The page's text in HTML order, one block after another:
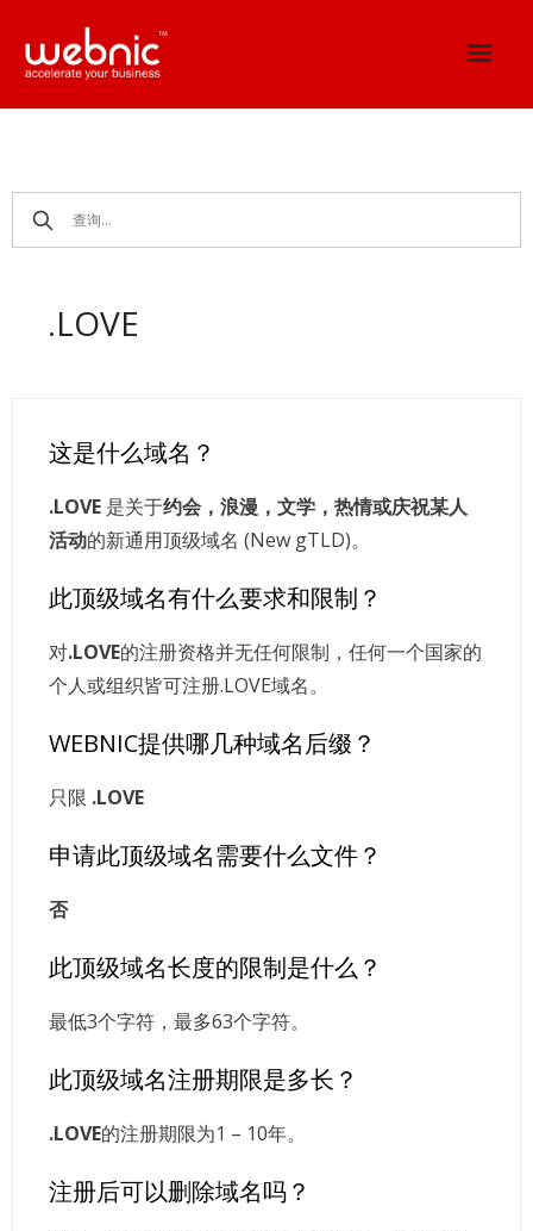
content
.LOVE
这是什么域名？
.LOVE 是关于约会，浪漫，文学，热情或庆祝某人
活动的新通用顶级域名 (New gTLD)。
此顶级域名有什么要求和限制？
对.LOVE的注册资格并无任何限制，任何一个国家的
个人或组织皆可注册.LOVE域名。
WEBNIC提供哪几种域名后缀？
只限 .LOVE
申请此顶级域名需要什么文件？
否
此顶级域名长度的限制是什么？
最低3个字符，最多63个字符。
此顶级域名注册期限是多长？
.LOVE的注册期限为1 – 10年。
注册后可以删除域名吗？